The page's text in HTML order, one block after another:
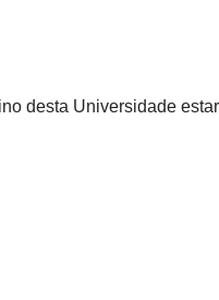
desta Universidade